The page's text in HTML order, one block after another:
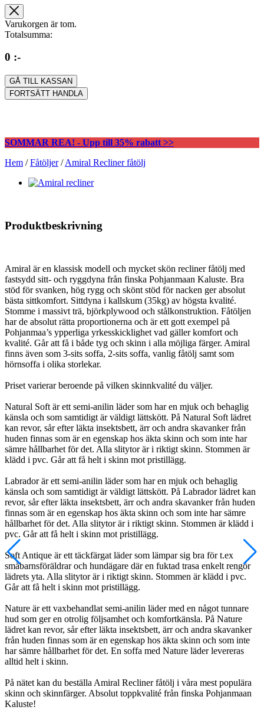
Varukorgen är tom.
Totalsumma:
0 :-
GÅ TILL KASSAN
FORTSÄTT HANDLA
SOMMAR REA! - Upp till 35% rabatt >>
Hem / Fåtöljer / Amiral Recliner fåtölj
Produktbeskrivning
Amiral är en klassisk modell och mycket skön recliner fåtölj med
fastsydd sitt- och ryggdyna från finska Pohjanmaan Kaluste. Bra
stöd för svanken, hög rygg och skönt stöd för nacken ger absolut
bästa sittkomfort. Sittdyna i kallskum (35kg) av högsta kvalité.
Stomme i massivt trä, björkplywood och stålkonstruktion. Fåtöljen
har de absolut rätta proportionerna och är ett gott exempel på
Pohjanmaa’s ypperliga yrkesskicklighet vad gäller komfort och
kvalité. Går att få i både tyg och skinn i alla möjliga färger. Amiral
finns även som 3-sits soffa, 2-sits soffa, vanlig fåtölj samt som
hörnsoffa i olika storlekar.
Priset varierar beroende på vilken skinnkvalité du väljer.
Natural Soft är ett semi-anilin läder som har en mjuk och behaglig
känsla och som samtidigt är väldigt lättskött. På Natural Soft lädret
kan revor, sår efter läkta insektsbett, ärr och andra skavanker från
huden finnas som är en egenskap hos äkta skinn och som inte har
sämre hållbarhet för det. Alla slitytor är i riktigt skinn. Stommen är
klädd i pvc. Går att få helt i skinn mot pristillägg.
Labrador är ett semi-anilin läder som har en mjuk och behaglig
känsla och som samtidigt är väldigt lättskött. På Labrador lädret kan
revor, sår efter läkta insektsbett, ärr och andra skavanker från huden
finnas som är en egenskap hos äkta skinn och som inte har sämre
hållbarhet för det. Alla slitytor är i riktigt skinn. Stommen är klädd i
pvc. Går att få helt i skinn mot pristillägg.
Soft Antique är ett täckfärgat läder som lämpar sig bra för t.ex
småbarnsföräldrar och hundägare där en fuktad trasa enkelt rengör
lädrets yta. Alla slitytor är i riktigt skinn. Stommen är klädd i pvc.
Går att få helt i skinn mot pristillägg.
Nature är ett vaxbehandlat semi-anilin läder med en något tunnare
hud som ger en otrolig följsamhet och komfortkänsla. På Nature
lädret kan revor, sår efter läkta insektsbett, ärr och andra skavanker
från huden finnas som är en egenskap hos äkta skinn och som inte
har sämre hållbarhet för det. En soffa med Nature läder levereras
alltid helt i skinn.
På nätet kan du beställa Amiral Recliner fåtölj i våra mest populära
skinn och skinnfärger. Absolut toppkvalité från finska Pohjanmaan
Kaluste!